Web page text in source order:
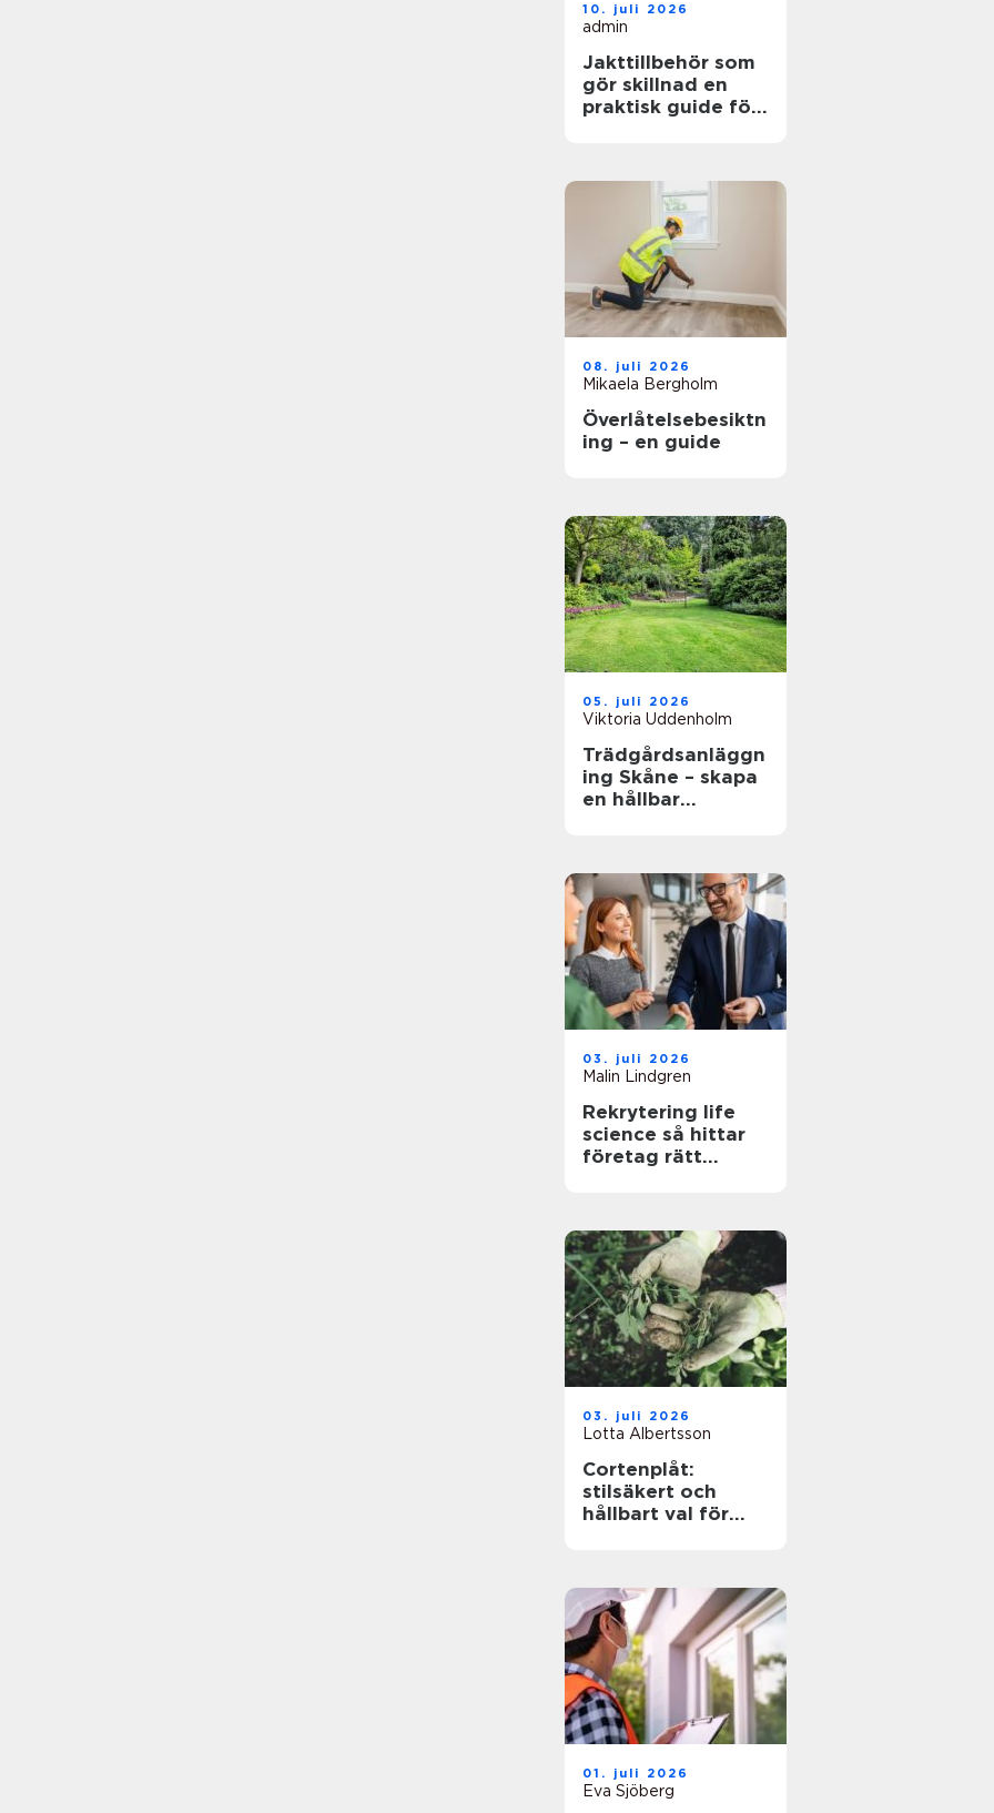
10. juli 2026
admin
Jakttillbehör som
gör skillnad en
praktisk guide för
08. juli 2026
Mikaela Bergholm
Överlåtelsebesiktn
ing – en guide
05. juli 2026
Viktoria Uddenholm
Trädgårdsanläggn
ing Skåne – skapa
en hållbar
03. juli 2026
Malin Lindgren
Rekrytering life
science så hittar
företag rätt
03. juli 2026
Lotta Albertsson
Cortenplåt:
stilsäkert och
hållbart val för
01. juli 2026
Eva Sjöberg